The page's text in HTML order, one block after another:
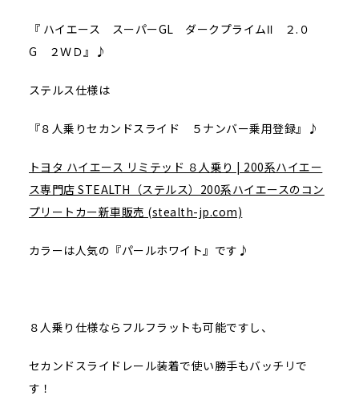
『 ハイエース スーパーGL ダークプライムⅡ ２.０
G ２ＷＤ』♪
ステルス仕様は
『８人乗りセカンドスライド ５ナンバー乗用登録』♪
トヨタ ハイエース リミテッド ８人乗り | 200系ハイエー
ス専門店 STEALTH（ステルス）200系ハイエースのコン
プリートカー新車販売 (stealth-jp.com)
カラーは人気の『パールホワイト』です♪
８人乗り仕様ならフルフラットも可能ですし、
セカンドスライドレール装着で使い勝手もバッチリで
す！